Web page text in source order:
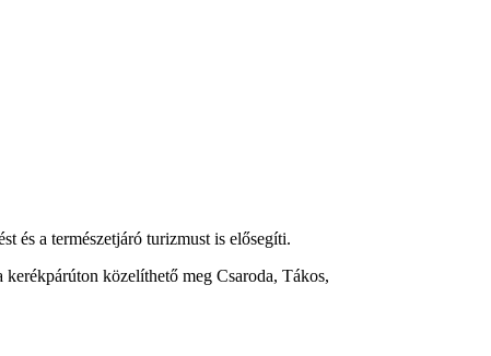
és a természetjáró turizmust is elősegíti.
közelíthető meg Csaroda, Tákos,